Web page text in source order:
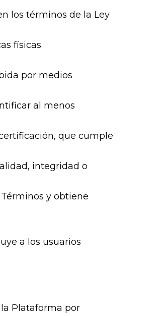
los términos de la Ley
físicas
por medios
al menos
que cumple
integridad o
y obtiene
a los usuarios
la Plataforma por